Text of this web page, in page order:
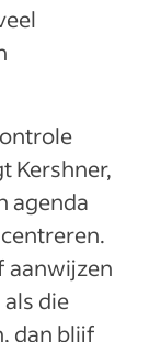
Kershner,
agenda
aanwijzen
die
dan blijf